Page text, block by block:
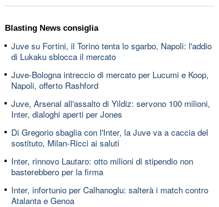
Blasting News consiglia
Juve su Fortini, il Torino tenta lo sgarbo, Napoli: l'addio
di Lukaku sblocca il mercato
Juve-Bologna intreccio di mercato per Lucumi e Koop,
Napoli, offerto Rashford
Juve, Arsenal all'assalto di Yildiz: servono 100 milioni,
Inter, dialoghi aperti per Jones
Di Gregorio sbaglia con l'Inter, la Juve va a caccia del
sostituto, Milan-Ricci ai saluti
Inter, rinnovo Lautaro: otto milioni di stipendio non
basterebbero per la firma
Inter, infortunio per Calhanoglu: salterà i match contro
Atalanta e Genoa